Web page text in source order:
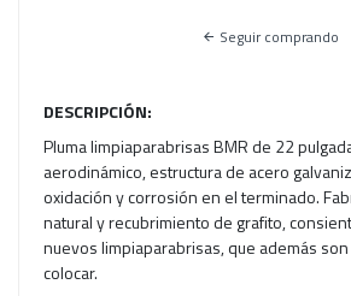
Seguir comprando
DESCRIPCIÓN:
Pluma limpiaparabrisas BMR de 22
aerodinámico, estructura de acero
oxidación y corrosión en el terminado.
natural y recubrimiento de grafito,
nuevos limpiaparabrisas, que además
colocar.